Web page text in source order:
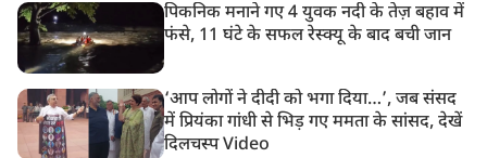
पिकनिक मनाने गए 4 युवक नदी के तेज़ बहाव में
फंसे, 11 घंटे के सफल रेस्क्यू के बाद बची जान
‘आप लोगों ने दीदी को भगा दिया…’, जब संसद
में प्रियंका गांधी से भिड़ गए ममता के सांसद, देखें
दिलचस्प Video